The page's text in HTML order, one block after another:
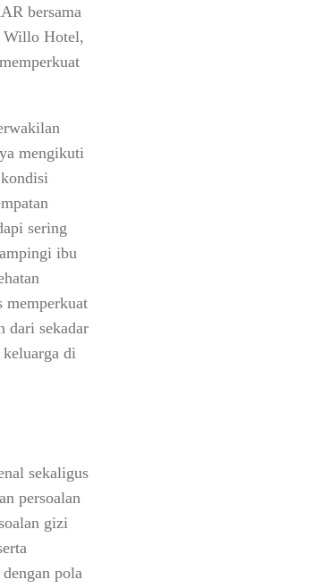
bersama
Willo Hotel,
mengikuti
sering
ibu
memperkuat
dari sekadar
keluarga di
sekaligus
persoalan
gizi
pola